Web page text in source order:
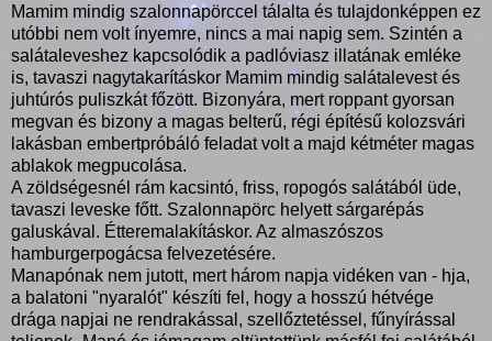
Mamim mindig szalonnapörccel tálalta és tulajdonképpen ez
utóbbi nem volt ínyemre, nincs a mai napig sem. Szintén a
salátaleveshez kapcsolódik a padlóviasz illatának emléke
is, tavaszi nagytakarításkor Mamim mindig salátalevest és
juhtúrós puliszkát főzött. Bizonyára, mert roppant gyorsan
megvan és bizony a magas belterű, régi építésű kolozsvári
lakásban embertpróbáló feladat volt a majd kétméter magas
ablakok megpucolása.
A zöldségesnél rám kacsintó, friss, ropogós salátából üde,
tavaszi leveske főtt. Szalonnapörc helyett sárgarépás
galuskával. Étteremalakításkor. Az almaszószos
hamburgerpogácsa felvezetésére.
Manapónak nem jutott, mert három napja vidéken van - hja,
a balatoni "nyaralót" készíti fel, hogy a hosszú hétvége
drága napjai ne rendrakással, szellőztetéssel, fűnyírással